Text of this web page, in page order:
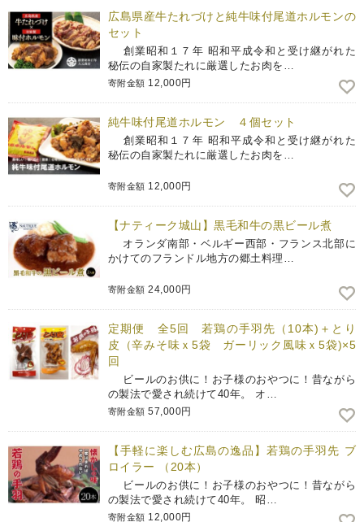
広島県産牛たれづけと純牛味付尾道ホルモンの
セット
創業昭和１７年 昭和平成令和と受け継がれた
秘伝の自家製たれに厳選したお肉を…
寄附金額 12,000円
純牛味付尾道ホルモン ４個セット
創業昭和１７年 昭和平成令和と受け継がれた
秘伝の自家製たれに厳選したお肉を…
寄附金額 12,000円
【ナティーク城山】黒毛和牛の黒ビール煮
オランダ南部・ベルギー西部・フランス北部に
かけてのフランドル地方の郷土料理…
寄附金額 24,000円
定期便 全5回 若鶏の手羽先（10本)＋とり
皮（辛みそ味ｘ5袋 ガーリック風味ｘ5袋)×5
回
ビールのお供に！お子様のおやつに！昔ながら
の製法で愛され続けて40年。 オ…
寄附金額 57,000円
【手軽に楽しむ広島の逸品】若鶏の手羽先 ブ
ロイラー （20本）
ビールのお供に！お子様のおやつに！昔ながら
の製法で愛され続けて40年。 昭…
寄附金額 12,000円